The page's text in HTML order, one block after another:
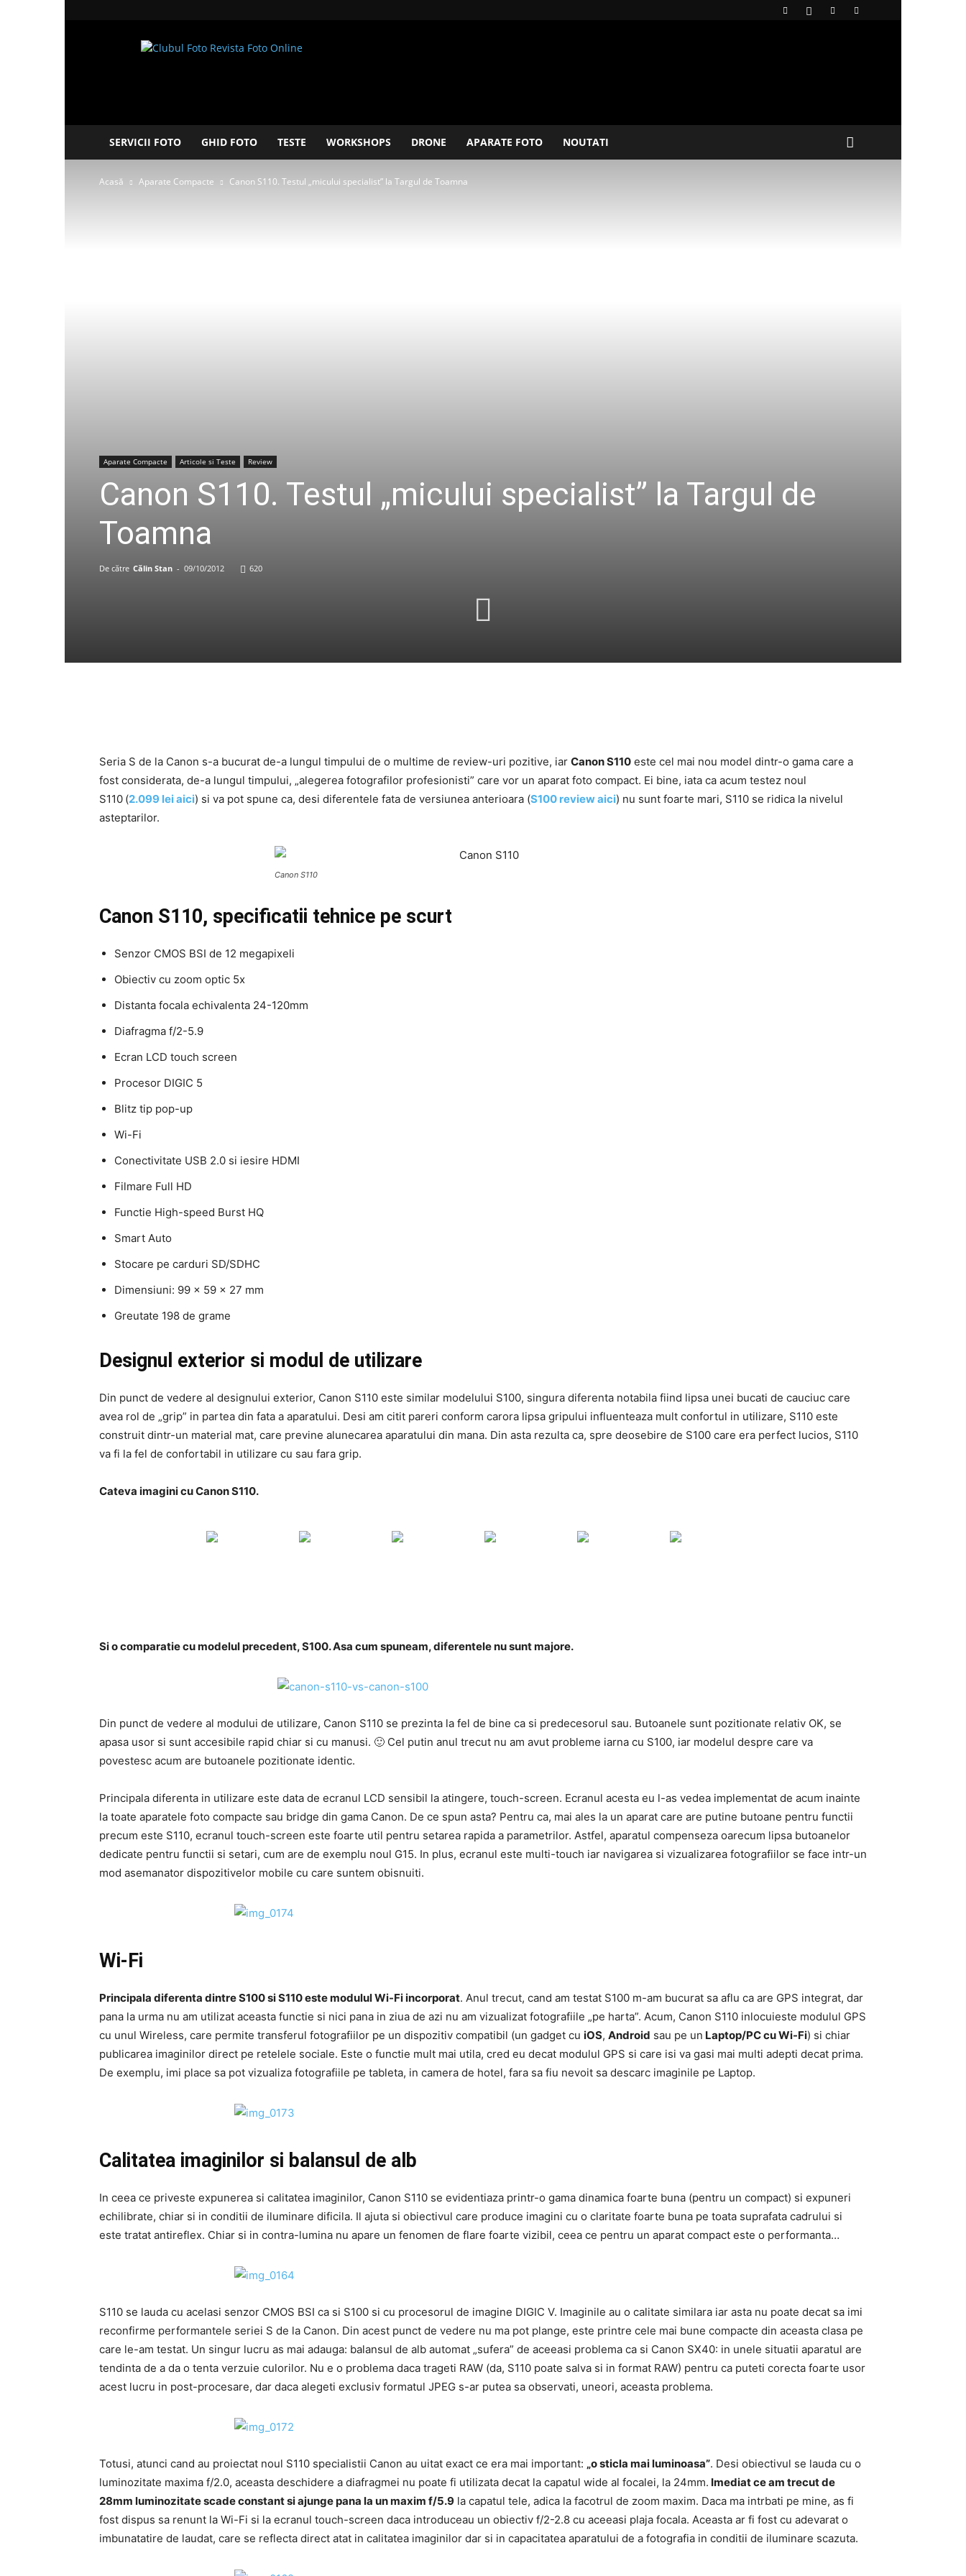
Clubul
SERVICII FOTO GHID FOTO TESTE WORKSHOPS DRONE APARATE FOTO NOUTATI
Acasă Aparate Compacte Canon S110. Testul „micului specialist” la Targul de Toamna
Aparate Compacte Articole si Teste Review
Canon S110. Testul „micului specialist” la Targul de
Toamna
De către Călin Stan - 09/10/2012 620
Seria S de la Canon s-a bucurat de-a lungul timpului de o multime de review-uri pozitive, iar Canon S110 este cel mai nou model dintr-o gama care a
fost considerata, de-a lungul timpului, „alegerea fotografilor profesionisti” care vor un aparat foto compact. Ei bine, iata ca acum testez noul
S110 (2.099 lei aici) si va pot spune ca, desi diferentele fata de versiunea anterioara (S100 review aici) nu sunt foarte mari, S110 se ridica la nivelul
asteptarilor.
Canon S110
Canon S110, specificatii tehnice pe scurt
Senzor CMOS BSI de 12 megapixeli
Obiectiv cu zoom optic 5x
Distanta focala echivalenta 24-120mm
Diafragma f/2-5.9
Ecran LCD touch screen
Procesor DIGIC 5
Blitz tip pop-up
Wi-Fi
Conectivitate USB 2.0 si iesire HDMI
Filmare Full HD
Functie High-speed Burst HQ
Smart Auto
Stocare pe carduri SD/SDHC
Dimensiuni: 99 x 59 x 27 mm
Greutate 198 de grame
Designul exterior si modul de utilizare
Din punct de vedere al designului exterior, Canon S110 este similar modelului S100, singura diferenta notabila fiind lipsa unei bucati de cauciuc care
avea rol de „grip” in partea din fata a aparatului. Desi am citit pareri conform carora lipsa gripului influenteaza mult confortul in utilizare, S110 este
construit dintr-un material mat, care previne alunecarea aparatului din mana. Din asta rezulta ca, spre deosebire de S100 care era perfect lucios, S110
va fi la fel de confortabil in utilizare cu sau fara grip.
Cateva imagini cu Canon S110.
Si o comparatie cu modelul precedent, S100. Asa cum spuneam, diferentele nu sunt majore.
Din punct de vedere al modului de utilizare, Canon S110 se prezinta la fel de bine ca si predecesorul sau. Butoanele sunt pozitionate relativ OK, se
apasa usor si sunt accesibile rapid chiar si cu manusi. 🙂 Cel putin anul trecut nu am avut probleme iarna cu S100, iar modelul despre care va
povestesc acum are butoanele pozitionate identic.
Principala diferenta in utilizare este data de ecranul LCD sensibil la atingere, touch-screen. Ecranul acesta eu l-as vedea implementat de acum inainte
la toate aparatele foto compacte sau bridge din gama Canon. De ce spun asta? Pentru ca, mai ales la un aparat care are putine butoane pentru functii
precum este S110, ecranul touch-screen este foarte util pentru setarea rapida a parametrilor. Astfel, aparatul compenseza oarecum lipsa butoanelor
dedicate pentru functii si setari, cum are de exemplu noul G15. In plus, ecranul este multi-touch iar navigarea si vizualizarea fotografiilor se face intr-un
mod asemanator dispozitivelor mobile cu care suntem obisnuiti.
Wi-Fi
Principala diferenta dintre S100 si S110 este modulul Wi-Fi incorporat. Anul trecut, cand am testat S100 m-am bucurat sa aflu ca are GPS integrat, dar
pana la urma nu am utilizat aceasta functie si nici pana in ziua de azi nu am vizualizat fotografiile „pe harta”. Acum, Canon S110 inlocuieste modulul GPS
cu unul Wireless, care permite transferul fotografiilor pe un dispozitiv compatibil (un gadget cu iOS, Android sau pe un Laptop/PC cu Wi-Fi) si chiar
publicarea imaginilor direct pe retelele sociale. Este o functie mult mai utila, cred eu decat modulul GPS si care isi va gasi mai multi adepti decat prima.
De exemplu, imi place sa pot vizualiza fotografiile pe tableta, in camera de hotel, fara sa fiu nevoit sa descarc imaginile pe Laptop.
Calitatea imaginilor si balansul de alb
In ceea ce priveste expunerea si calitatea imaginilor, Canon S110 se evidentiaza printr-o gama dinamica foarte buna (pentru un compact) si expuneri
echilibrate, chiar si in conditii de iluminare dificila. Il ajuta si obiectivul care produce imagini cu o claritate foarte buna pe toata suprafata cadrului si
este tratat antireflex. Chiar si in contra-lumina nu apare un fenomen de flare foarte vizibil, ceea ce pentru un aparat compact este o performanta…
S110 se lauda cu acelasi senzor CMOS BSI ca si S100 si cu procesorul de imagine DIGIC V. Imaginile au o calitate similara iar asta nu poate decat sa imi
reconfirme performantele seriei S de la Canon. Din acest punct de vedere nu ma pot plange, este printre cele mai bune compacte din aceasta clasa pe
care le-am testat. Un singur lucru as mai adauga: balansul de alb automat „sufera” de aceeasi problema ca si Canon SX40: in unele situatii aparatul are
tendinta de a da o tenta verzuie culorilor. Nu e o problema daca trageti RAW (da, S110 poate salva si in format RAW) pentru ca puteti corecta foarte usor
acest lucru in post-procesare, dar daca alegeti exclusiv formatul JPEG s-ar putea sa observati, uneori, aceasta problema.
Totusi, atunci cand au proiectat noul S110 specialistii Canon au uitat exact ce era mai important: „o sticla mai luminoasa”. Desi obiectivul se lauda cu o
luminozitate maxima f/2.0, aceasta deschidere a diafragmei nu poate fi utilizata decat la capatul wide al focalei, la 24mm. Imediat ce am trecut de
28mm luminozitate scade constant si ajunge pana la un maxim f/5.9 la capatul tele, adica la facotrul de zoom maxim. Daca ma intrbati pe mine, as fi
fost dispus sa renunt la Wi-Fi si la ecranul touch-screen daca introduceau un obiectiv f/2-2.8 cu aceeasi plaja focala. Aceasta ar fi fost cu adevarat o
imbunatatire de laudat, care se reflecta direct atat in calitatea imaginilor dar si in capacitatea aparatului de a fotografia in conditii de iluminare scazuta.